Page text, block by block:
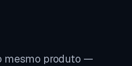
mesmo produto —